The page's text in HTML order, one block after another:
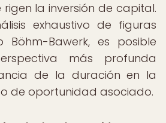
rigen la inversión de capital.
exhaustivo de figuras
Böhm-Bawerk, es posible
más profunda
de la duración en la
de oportunidad asociado.